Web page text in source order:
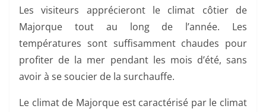
Les visiteurs apprécieront le climat côtier de
Majorque tout au long de l’année. Les
températures sont suffisamment chaudes pour
profiter de la mer pendant les mois d’été, sans
avoir à se soucier de la surchauffe.
Le climat de Majorque est caractérisé par le climat